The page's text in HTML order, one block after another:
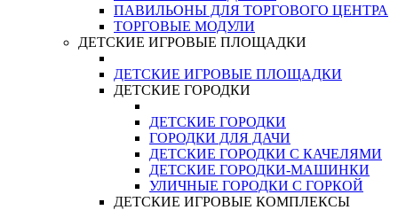
ПАВИЛЬОНЫ ДЛЯ ТОРГОВОГО ЦЕНТРА
ТОРГОВЫЕ МОДУЛИ
ДЕТСКИЕ ИГРОВЫЕ ПЛОЩАДКИ
ДЕТСКИЕ ИГРОВЫЕ ПЛОЩАДКИ
ДЕТСКИЕ ГОРОДКИ
ДЕТСКИЕ ГОРОДКИ
ГОРОДКИ ДЛЯ ДАЧИ
ДЕТСКИЕ ГОРОДКИ С КАЧЕЛЯМИ
ДЕТСКИЕ ГОРОДКИ-МАШИНКИ
УЛИЧНЫЕ ГОРОДКИ С ГОРКОЙ
ДЕТСКИЕ ИГРОВЫЕ КОМПЛЕКСЫ